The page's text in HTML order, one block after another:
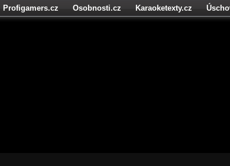
Profigamers.cz Osobnosti.cz Karaoketexty.cz